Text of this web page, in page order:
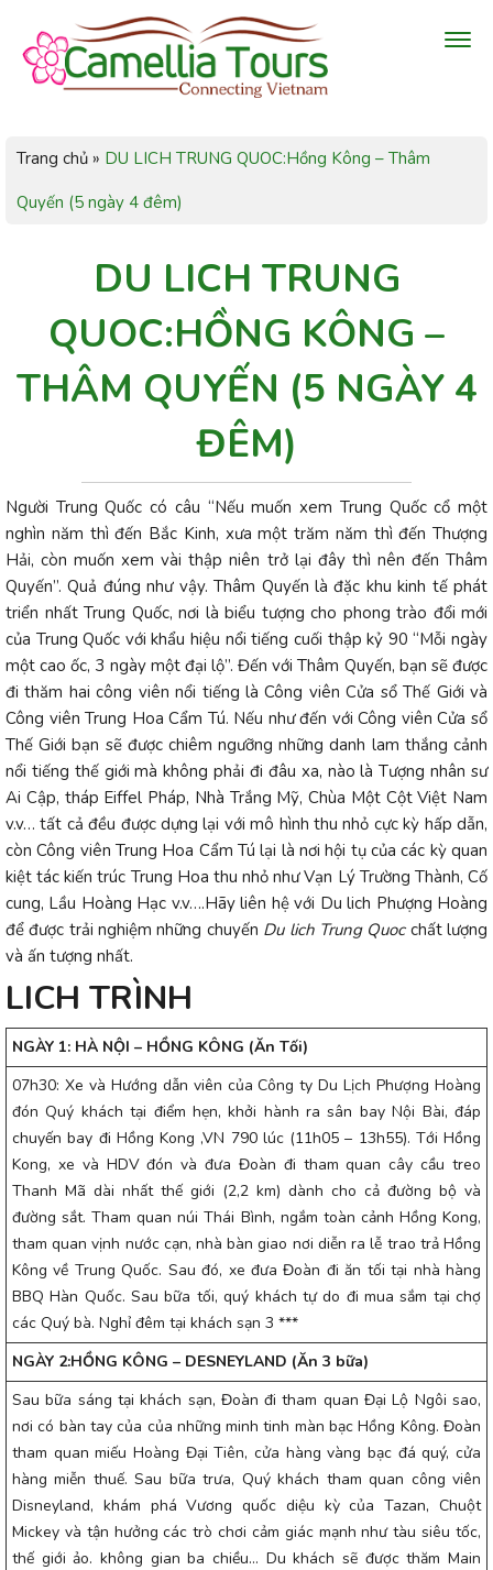
Trang chủ » DU LICH TRUNG QUOC:Hồng Kông – Thâm
Quyến (5 ngày 4 đêm)
DU LICH TRUNG
QUOC:HỒNG KÔNG –
THÂM QUYẾN (5 NGÀY 4
ĐÊM)
Người Trung Quốc có câu “Nếu muốn xem Trung Quốc cổ một
nghìn năm thì đến Bắc Kinh, xưa một trăm năm thì đến Thượng
Hải, còn muốn xem vài thập niên trở lại đây thì nên đến Thâm
Quyến”. Quả đúng như vậy. Thâm Quyến là đặc khu kinh tế phát
triển nhất Trung Quốc, nơi là biểu tượng cho phong trào đổi mới
của Trung Quốc với khẩu hiệu nổi tiếng cuối thập kỷ 90 “Mỗi ngày
một cao ốc, 3 ngày một đại lộ”. Đến với Thâm Quyến, bạn sẽ được
đi thăm hai công viên nổi tiếng là Công viên Cửa sổ Thế Giới và
Công viên Trung Hoa Cẩm Tú. Nếu như đến với Công viên Cửa sổ
Thế Giới bạn sẽ được chiêm ngưỡng những danh lam thắng cảnh
nổi tiếng thế giới mà không phải đi đâu xa, nào là Tượng nhân sư
Ai Cập, tháp Eiffel Pháp, Nhà Trắng Mỹ, Chùa Một Cột Việt Nam
v.v… tất cả đều được dựng lại với mô hình thu nhỏ cực kỳ hấp dẫn,
còn Công viên Trung Hoa Cẩm Tú lại là nơi hội tụ của các kỳ quan
kiệt tác kiến trúc Trung Hoa thu nhỏ như Vạn Lý Trường Thành, Cố
cung, Lầu Hoàng Hạc v.v….Hãy liên hệ với Du lich Phượng Hoàng
để được trải nghiệm những chuyến Du lich Trung Quocchất lượng
và ấn tượng nhất.
LICH TRÌNH
NGÀY 1: HÀ NỘI – HỒNG KÔNG (Ăn Tối)
07h30: Xe và Hướng dẫn viên của Công ty Du Lịch Phượng Hoàng
đón Quý khách tại điểm hẹn, khởi hành ra sân bay Nội Bài, đáp
chuyến bay đi Hồng Kong ,VN 790 lúc (11h05 – 13h55). Tới Hồng
Kong, xe và HDV đón và đưa Đoàn đi tham quan cây cầu treo
Thanh Mã dài nhất thế giới (2,2 km) dành cho cả đường bộ và
đường sắt. Tham quan núi Thái Bình, ngắm toàn cảnh Hồng Kong,
tham quan vịnh nước cạn, nhà bàn giao nơi diễn ra lễ trao trả Hồng
Kông về Trung Quốc. Sau đó, xe đưa Đoàn đi ăn tối tại nhà hàng
BBQ Hàn Quốc. Sau bữa tối, quý khách tự do đi mua sắm tại chợ
các Quý bà. Nghỉ đêm tại khách sạn 3 ***
NGÀY 2:HỒNG KÔNG – DESNEYLAND (Ăn 3 bữa)
Sau bữa sáng tại khách sạn, Đoàn đi tham quan Đại Lộ Ngôi sao,
nơi có bàn tay của của những minh tinh màn bạc Hồng Kông. Đoàn
tham quan miếu Hoàng Đại Tiên, cửa hàng vàng bạc đá quý, cửa
hàng miễn thuế. Sau bữa trưa, Quý khách tham quan công viên
Disneyland, khám phá Vương quốc diệu kỳ của Tazan, Chuột
Mickey và tận hưởng các trò chơi cảm giác mạnh như tàu siêu tốc,
thế giới ảo. không gian ba chiều… Du khách sẽ được thăm Main